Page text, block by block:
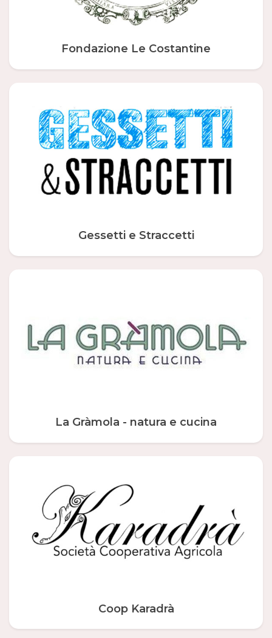
Fondazione Le Costantine
Gessetti e Straccetti
La Gràmola - natura e cucina
Coop Karadrà